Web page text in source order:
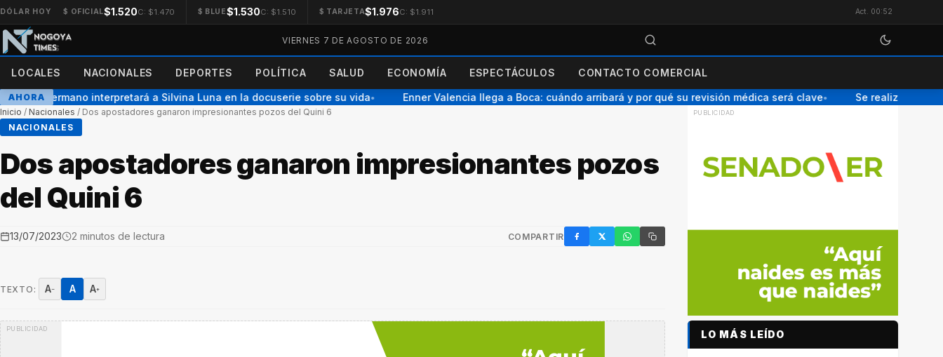
DÓLAR HOY $ OFICIAL$1.520C: $1.470 $ BLUE$1.530C: $1.510 $ TARJETA$1.976C: $1.911 Act. 00:52
VIERNES 7 DE AGOSTO DE 2026
LOCALES NACIONALES DEPORTES POLÍTICA SALUD ECONOMÍA ESPECTÁCULOS CONTACTO COMERCIAL
AHORA
Gran Hermano interpretará a Silvina Luna en la docuserie sobre su vida● Enner Valencia llega a Boca: cuándo arribará y por qué su revisión médica será clave● Se realizará una
Inicio / Nacionales / Dos apostadores ganaron impresionantes pozos del Quini 6
NACIONALES
Dos apostadores ganaron impresionantes pozos
del Quini 6
13/07/2023 2 minutos de lectura COMPARTIR
FacebookX / TwitterWhatsAppCopiar enlace
TEXTO: A− A A+
LO MÁS LEÍDO